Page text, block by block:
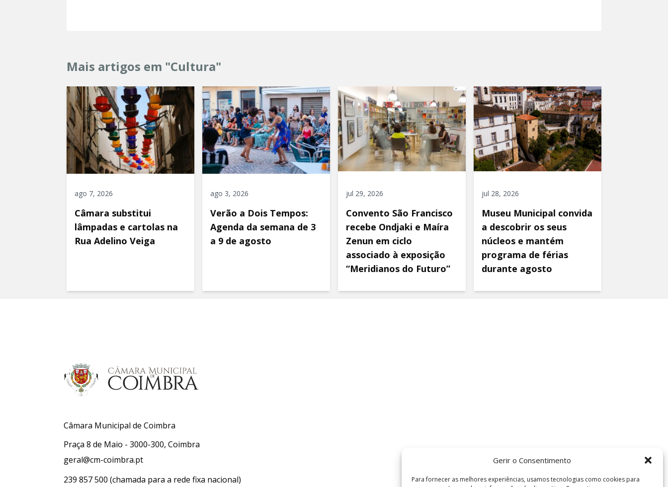
Gerir o Consentimento
Para fornecer as melhores experiências, usamos tecnologias como cookies para
Mais artigos em "Cultura"
ago 7, 2026
Câmara substitui
lâmpadas e cartolas na
Rua Adelino Veiga
ago 3, 2026
Verão a Dois Tempos:
Agenda da semana de 3
a 9 de agosto
jul 29, 2026
Convento São Francisco
recebe Ondjaki e Maíra
Zenun em ciclo
associado à exposição
“Meridianos do Futuro”
jul 28, 2026
Museu Municipal convida
a descobrir os seus
núcleos e mantém
programa de férias
durante agosto
Câmara Municipal de Coimbra
Praça 8 de Maio - 3000-300, Coimbra
geral@cm-coimbra.pt
239 857 500 (chamada para a rede fixa nacional)